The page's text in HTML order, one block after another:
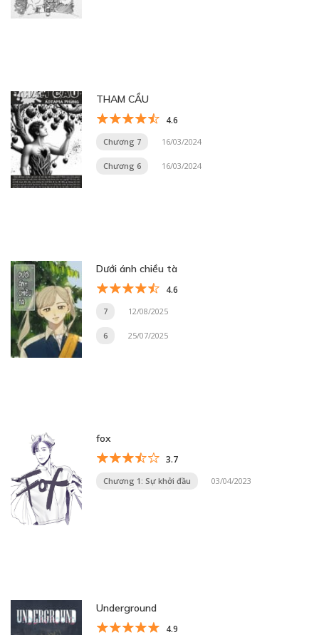
THAM CẦU
4.6
Chương 7 16/03/2024
Chương 6 16/03/2024
Dưới ánh chiều tà
4.6
7 12/08/2025
6 25/07/2025
fox
3.7
Chương 1: Sự khởi đầu 03/04/2023
Underground
4.9